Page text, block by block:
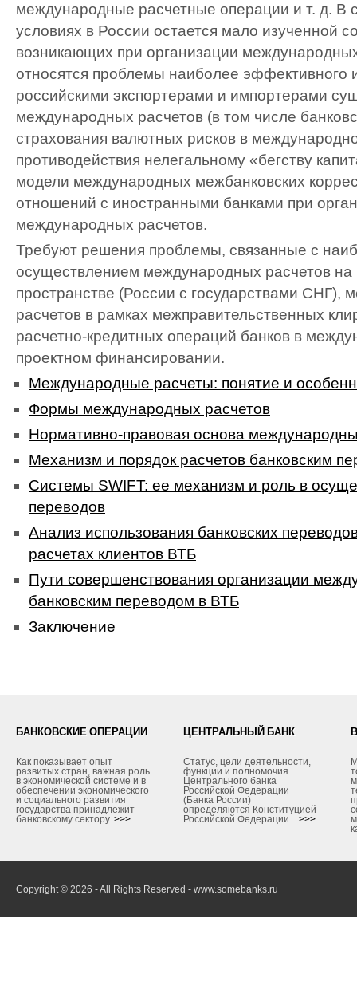
международные расчетные операции и т. д.
условиях в России остается мало изученной
возникающих при организации
относятся проблемы наиболее эффективного
российскими экспортерами и импортерами
международных расчетов (в том числе
страхования валютных рисков в
противодействия нелегальному «бегству
модели международных межбанковских
отношений с иностранными банками при
международных расчетов.
Требуют решения проблемы, связанные с
осуществлением международных расчетов на
пространстве (России с государствами СНГ),
расчетов в рамках межправительственных
расчетно-кредитных операций банков в
проектном финансировании.
Международные расчеты: понятие и
Формы международных расчетов
Нормативно-правовая основа
Механизм и порядок расчетов банковским
Системы SWIFT: ее механизм и роль в
переводов
Анализ использования банковских
расчетах клиентов ВТБ
Пути совершенствования организации
банковским переводом в ВТБ
Заключение
БАНКОВСКИЕ ОПЕРАЦИИ
Как показывает опыт
развитых стран, важная роль
в экономической системе и в
обеспечении экономического
и социального развития
государства принадлежит
банковскому сектору. >>>
ЦЕНТРАЛЬНЫЙ БАНК
Статус, цели деятельности,
функции и полномочия
Центрального банка
Российской Федерации
(Банка России)
определяются Конституцией
Российской Федерации... >>>
Copyright © 2026 - All Rights Reserved - www.somebanks.ru